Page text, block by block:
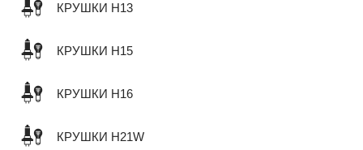
КРУШКИ H13
КРУШКИ H15
КРУШКИ H16
КРУШКИ H21W